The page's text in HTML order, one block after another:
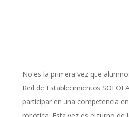
No es la primera vez que
Red de Establecimientos
participar en una competencia